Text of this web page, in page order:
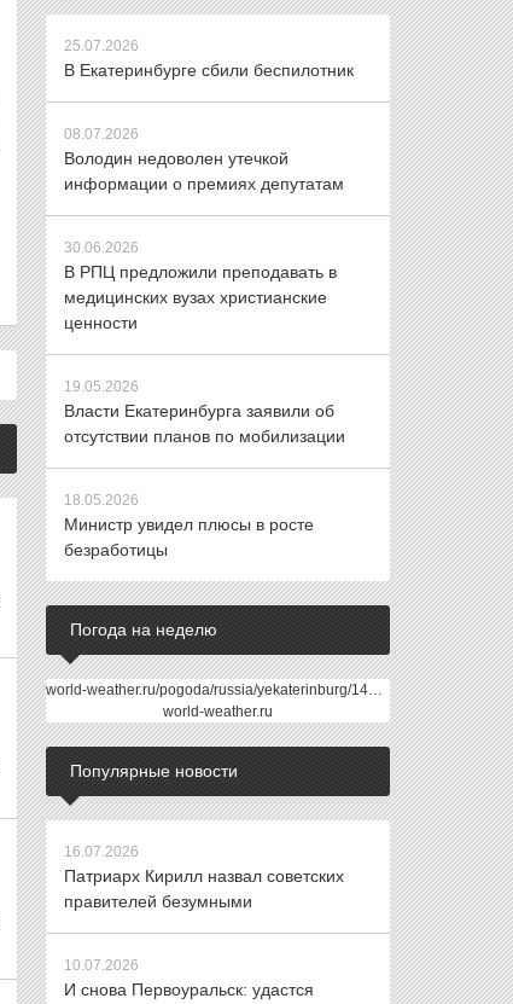
25.07.2026
В Екатеринбурге сбили беспилотник
08.07.2026
Володин недоволен утечкой
информации о премиях депутатам
30.06.2026
В РПЦ предложили преподавать в
медицинских вузах христианские
ценности
19.05.2026
Власти Екатеринбурга заявили об
отсутствии планов по мобилизации
18.05.2026
Министр увидел плюсы в росте
безработицы
Погода на неделю
world-weather.ru/pogoda/russia/yekaterinburg/14days/
world-weather.ru
Популярные новости
16.07.2026
Патриарх Кирилл назвал советских
правителей безумными
10.07.2026
И снова Первоуральск: удастся